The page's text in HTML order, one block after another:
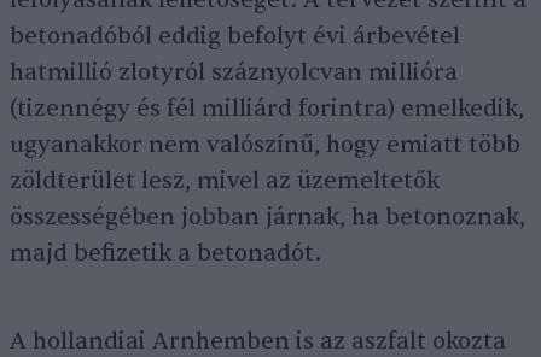
betonadóból eddig befolyt évi árbevétel
hatmillió zlotyról száznyolcvan millióra
(tizennégy és fél milliárd forintra) emelkedik,
ugyanakkor nem valószínű, hogy emiatt több
zöldterület lesz, mivel az üzemeltetők
összességében jobban járnak, ha betonoznak,
majd befizetik a betonadót.
A hollandiai Arnhemben is az aszfalt okozta